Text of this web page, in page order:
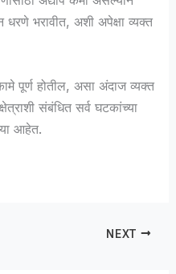
भरावीत, अशी अपेक्षा व्यक्त
पूर्ण होतील, असा अंदाज व्यक्त
संबंधित सर्व घटकांच्या
आहेत.
NEXT